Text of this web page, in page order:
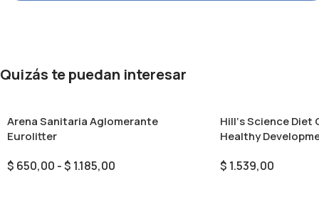
Quizás te puedan interesar
Arena Sanitaria Aglomerante
Eurolitter
$ 650,00 -$ 1.185,00
Hill‘s Science
Healthy
$ 1.539,00